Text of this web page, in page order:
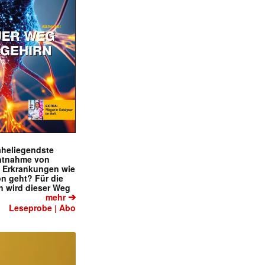
von
wie
geht? Für die
wird dieser Weg
mehr➔
Leseprobe |Abo